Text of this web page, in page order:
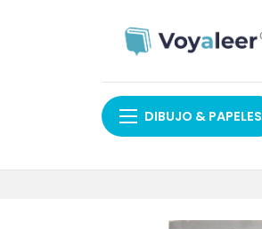
DIBUJO & PAPELES